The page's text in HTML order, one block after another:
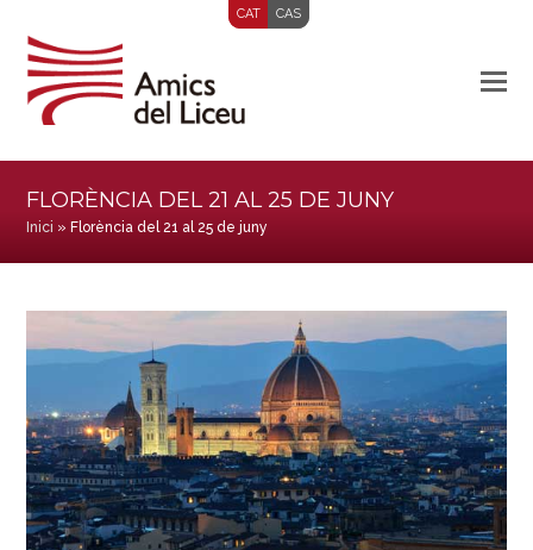
CAT CAS
FLORÈNCIA DEL 21 AL 25 DE JUNY
Inici » Florència del 21 al 25 de juny